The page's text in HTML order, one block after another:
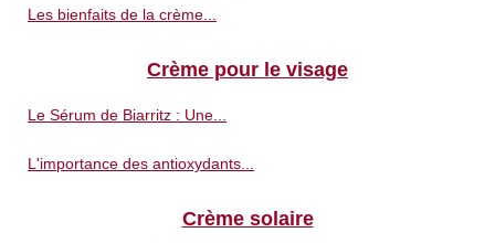
Les bienfaits de la crème...
Crème pour le visage
Le Sérum de Biarritz : Une...
L'importance des antioxydants...
Crème solaire